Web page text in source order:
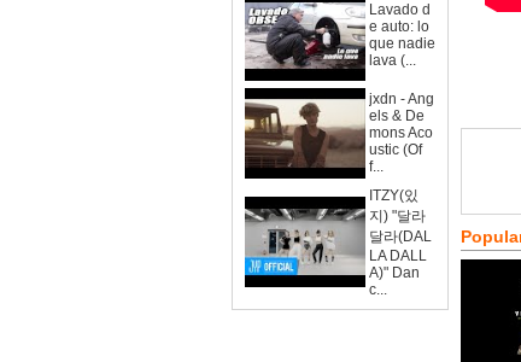
Lavado d
e auto: lo
que nadie
lava (...
jxdn - Ang
els & De
mons Aco
ustic (Of
f...
ITZY(있
지) "달라
달라(DAL
LA DALL
A)" Dan
c...